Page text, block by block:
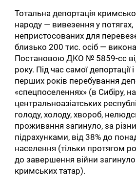
Тотальна депортація
народу — вивезення у потягах,
непристосованих для
близько 200 тис. осіб —
Постановою ДКО № 5859-сс
року. Під час самої депортації
перших років перебування
«спецпоселеннях» (в Сибіру,
центральноазіатських
голоду, холоду, хвороб,
проживання загинуло, за
підрахунками, від 38% до
населення (тільки протягом
до завершення війни
кримських татар).